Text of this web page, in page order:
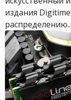
издания
распределению...